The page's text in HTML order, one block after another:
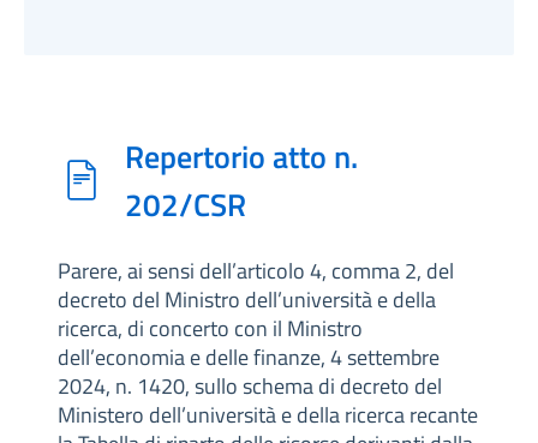
Repertorio atto n.
202/CSR
Parere, ai sensi dell’articolo 4, comma 2, del
decreto del Ministro dell’università e della
ricerca, di concerto con il Ministro
dell’economia e delle finanze, 4 settembre
2024, n. 1420, sullo schema di decreto del
Ministero dell’università e della ricerca recante